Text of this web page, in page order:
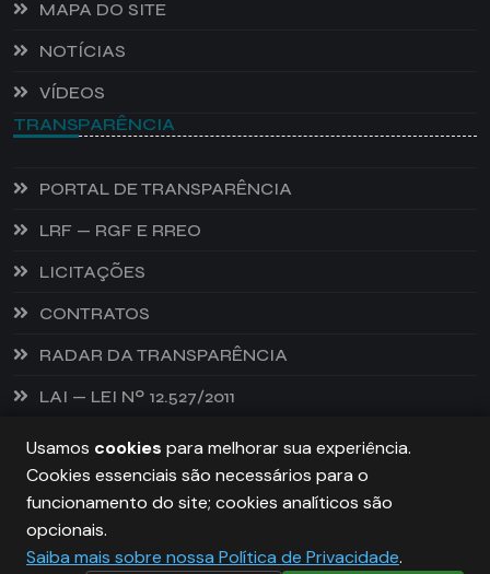
MAPA DO SITE
NOTÍCIAS
VÍDEOS
TRANSPARÊNCIA
PORTAL DE TRANSPARÊNCIA
LRF — RGF E RREO
LICITAÇÕES
CONTRATOS
RADAR DA TRANSPARÊNCIA
LAI — LEI Nº 12.527/2011
PREFEITURA DE CASTANHEIRA, TODOS OS DIREITOS
Usamos cookies para melhorar sua experiência.
Cookies essenciais são necessários para o
funcionamento do site; cookies analíticos são
opcionais.
Saiba mais sobre nossa Política de Privacidade.